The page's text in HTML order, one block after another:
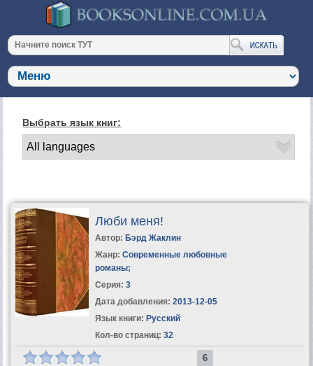
Выбрать язык книг:
Люби меня!
Автор: Бэрд Жаклин
Жанр: Современные любовные
романы;
Серия: 3
Дата добавления: 2013-12-05
Язык книги: Русский
Кол-во страниц: 32
6